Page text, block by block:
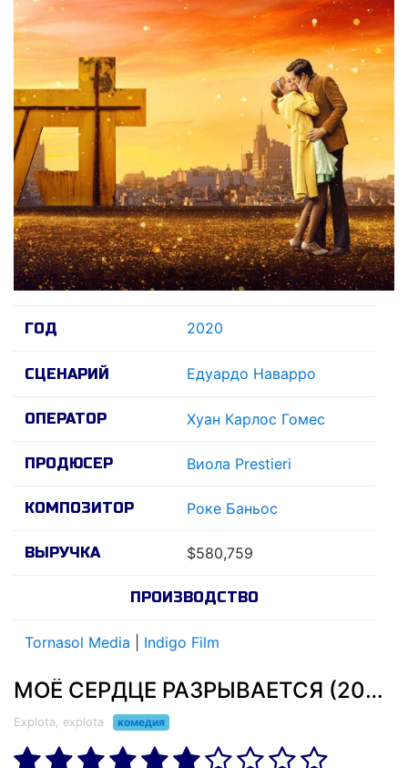
ГОД 2020
СЦЕНАРИЙ Едуардо Наварро
ОПЕРАТОР Хуан Карлос Гомес
ПРОДЮСЕР Виола Prestieri
КОМПОЗИТОР Роке Баньос
ВЫРУЧКА $580,759
ПРОИЗВОДСТВО
Tornasol Media Indigo Film
МОЁ СЕРДЦЕ РАЗРЫВАЕТСЯ (2020)
Explota, explota комедия